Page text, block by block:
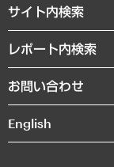
まちづくり・観光・交
自然資源・農林水産業
メディア掲載・出演
沿革
組織図・本部部室紹介
インドネシア現地法人
サイト内検索
レポート内検索
お問い合わせ
English